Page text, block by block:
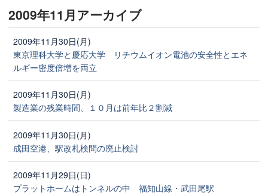
2009年11月アーカイブ
2009年11月30日(月)
東京理科大学と慶応大学 リチウムイオン電池の安全性とエネ
ルギー密度倍増を両立
2009年11月30日(月)
製造業の残業時間、１０月は前年比２割減
2009年11月30日(月)
成田空港、駅改札検問の廃止検討
2009年11月29日(日)
プラットホームはトンネルの中 福知山線・武田尾駅